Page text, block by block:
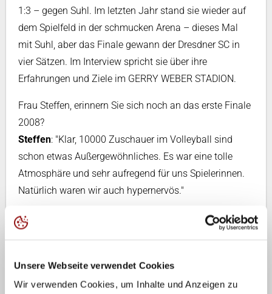
Unsere Webseite verwendet Cookies
Wir verwenden Cookies, um Inhalte und Anzeigen zu
1:3 – gegen Suhl. Im letzten Jahr stand sie wieder auf
dem Spielfeld in der schmucken Arena – dieses Mal
mit Suhl, aber das Finale gewann der Dresdner SC in
vier Sätzen. Im Interview spricht sie über ihre
Erfahrungen und Ziele im GERRY WEBER STADION.
Frau Steffen, erinnern Sie sich noch an das erste Finale
2008?
Steffen: "Klar, 10000 Zuschauer im Volleyball sind
schon etwas Außergewöhnliches. Es war eine tolle
Atmosphäre und sehr aufregend für uns Spielerinnen.
Natürlich waren wir auch hypernervös."
Wie haben Sie die Aufregung in den Griff bekommen?
: "Es gab natürlich vorher Training in der Halle,
gewöhnungsbedürftig ist. Aber wir haben uns recht
schnell eingewöhnt."